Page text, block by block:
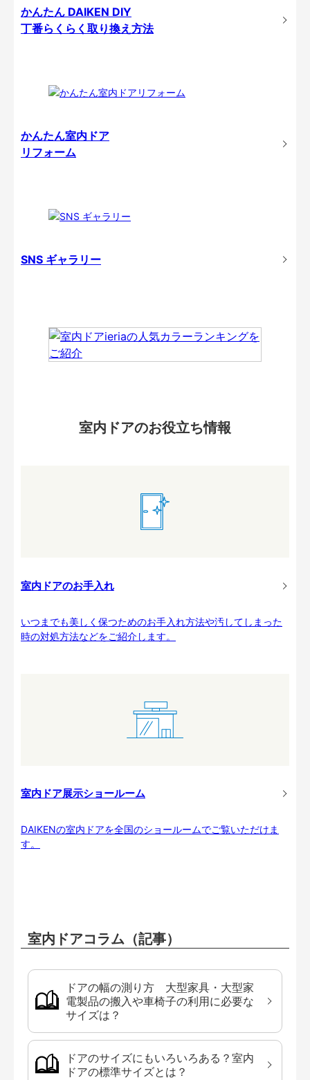
かんたん DAIKEN DIY
丁番らくらく取り換え方法
かんたん室内ドア
リフォーム
SNS ギャラリー
室内ドアのお役立ち情報
室内ドアのお手入れ
いつまでも美しく保つためのお手入れ方法や汚してしまった
時の対処方法などをご紹介します。
室内ドア展示ショールーム
DAIKENの室内ドアを全国のショールームでご覧いただけま
す。
室内ドアコラム（記事）
ドアの幅の測り方 大型家具・大型家
電製品の搬入や車椅子の利用に必要な
サイズは？
ドアのサイズにもいろいろある？室内
ドアの標準サイズとは？